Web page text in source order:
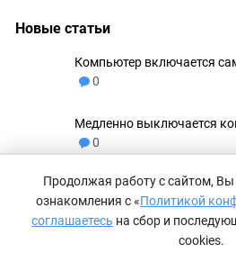
Новые статьи
Компьютер включается
0
Медленно выключается
0
Не удаляются файлы с
Как сделать невидимую
Продолжая работу с сайтом,
ознакомления с «Политикой
соглашаетесь на сбор и
cookies.